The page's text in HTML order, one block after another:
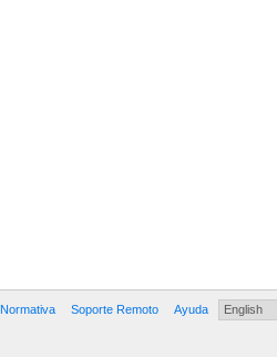
Normativa Soporte Remoto Ayuda